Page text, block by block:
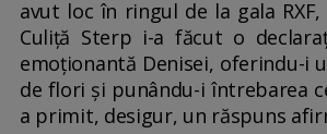
avut loc în ringul de la gala
Culiță Sterp i-a făcut o
emoționantă Denisei, oferindu-i
de flori și punându-i întrebarea
a primit, desigur, un răspuns